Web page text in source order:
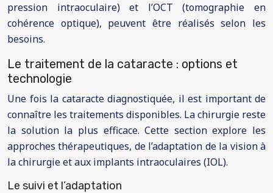
pression intraoculaire) et l’OCT (tomographie en
cohérence optique), peuvent être réalisés selon les
besoins.
Le traitement de la cataracte : options et
technologie
Une fois la cataracte diagnostiquée, il est important de
connaître les traitements disponibles. La chirurgie reste
la solution la plus efficace. Cette section explore les
approches thérapeutiques, de l’adaptation de la vision à
la chirurgie et aux implants intraoculaires (IOL).
Le suivi et l’adaptation